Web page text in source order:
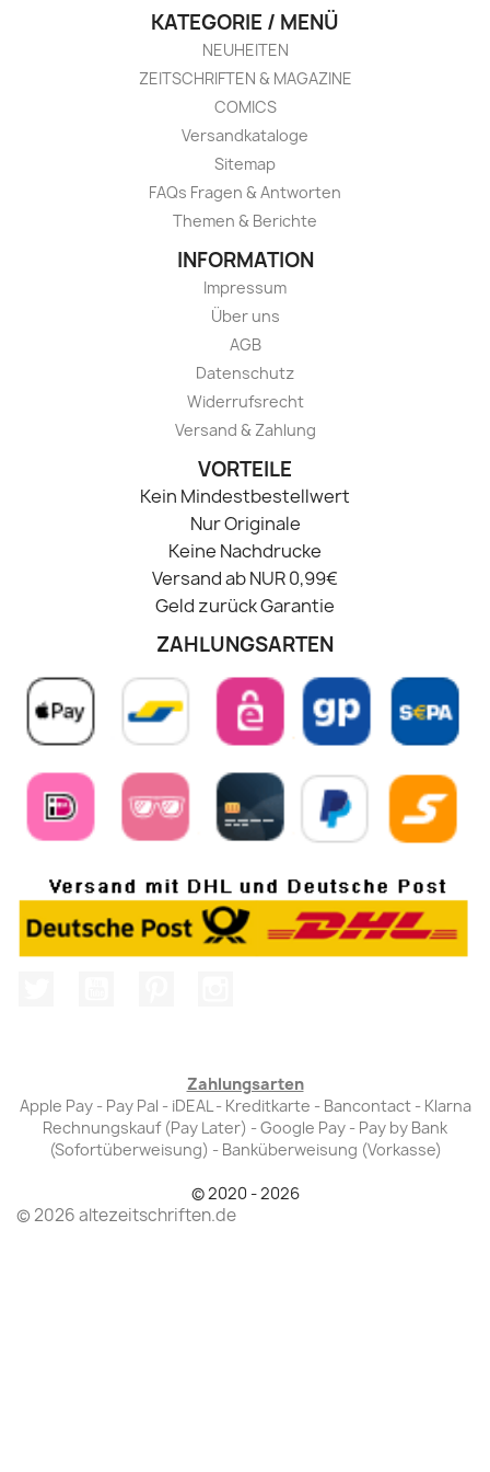
KATEGORIE / MENÜ
NEUHEITEN
ZEITSCHRIFTEN & MAGAZINE
COMICS
Versandkataloge
Sitemap
FAQs Fragen & Antworten
Themen & Berichte
INFORMATION
Impressum
Über uns
AGB
Datenschutz
Widerrufsrecht
Versand & Zahlung
VORTEILE
Kein Mindestbestellwert
Nur Originale
Keine Nachdrucke
Versand ab NUR 0,99€
Geld zurück Garantie
ZAHLUNGSARTEN
Zahlungsarten
Apple Pay - Pay Pal - iDEAL - Kreditkarte - Bancontact - Klarna
Rechnungskauf (Pay Later) - Google Pay - Pay by Bank
(Sofortüberweisung) - Banküberweisung (Vorkasse)
© 2020 - 2026
© 2026 altezeitschriften.de